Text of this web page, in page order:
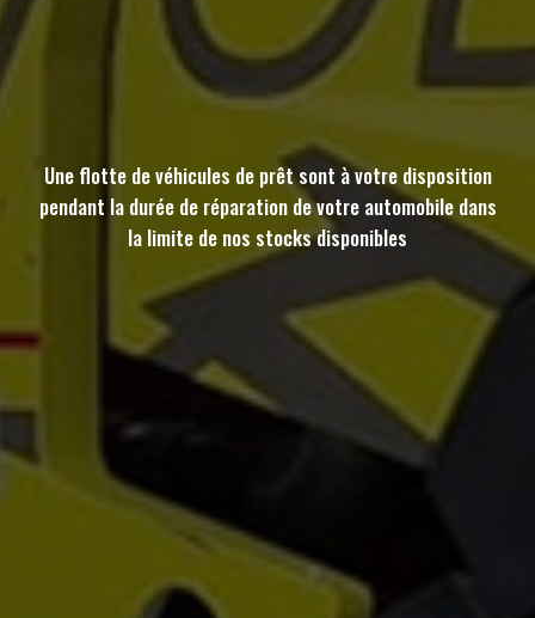
Une flotte de véhicules de prêt sont à votre disposition
pendant la durée de réparation de votre automobile dans
la limite de nos stocks disponibles